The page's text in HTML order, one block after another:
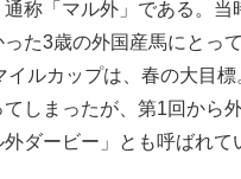
称「マル外」である。当
た3歳の外国産馬にとっ
イルカップは、春の大目標
しまったが、第1回から
ダービー」とも呼ばれて